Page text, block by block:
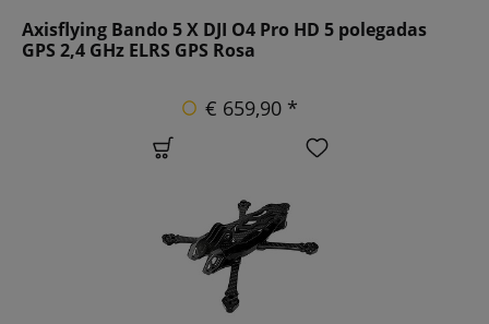
Axisflying Bando 5 X DJI O4 Pro HD 5 polegadas
GPS 2,4 GHz ELRS GPS Rosa
€ 659,90 *